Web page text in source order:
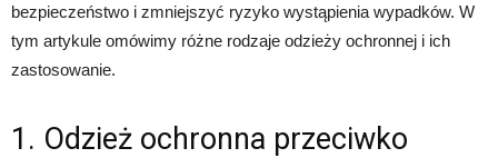
bezpieczeństwo i zmniejszyć ryzyko wystąpienia wypadków. W
tym artykule omówimy różne rodzaje odzieży ochronnej i ich
zastosowanie.
1. Odzież ochronna przeciwko